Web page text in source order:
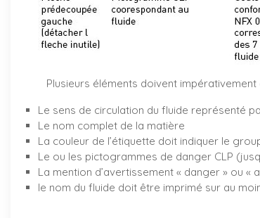
Plusieurs éléments doivent
Le sens de circulation du fluide représenté
Le nom complet de la matière
La couleur de l’étiquette doit indiquer le
Le ou les pictogrammes de danger CLP
La mention d’avertissement « danger » ou «
le nom du fluide doit être imprimé sur au